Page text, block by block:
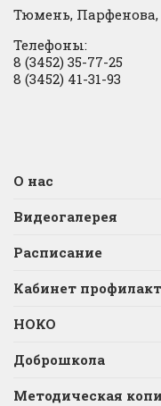
Тюмень, Парфенова,
Телефоны:
8 (3452) 35-77-25
8 (3452) 41-31-93
О нас
Видеогалерея
Расписание
Кабинет
НОКО
Доброшкола
Методическая